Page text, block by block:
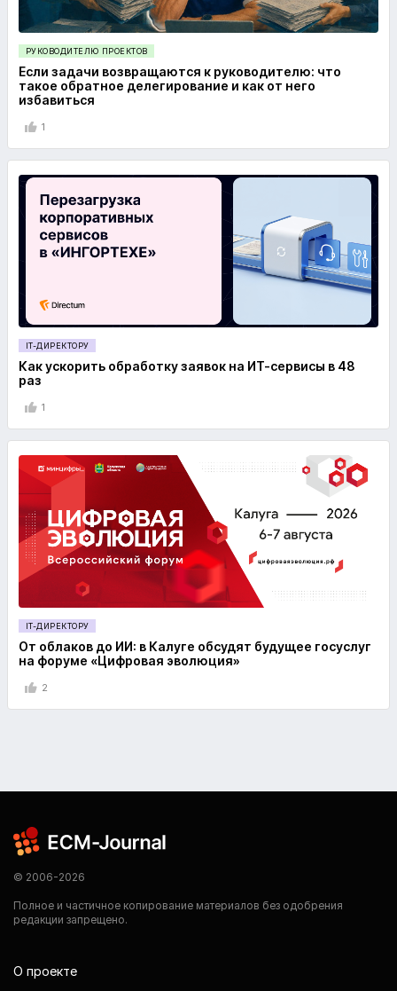
РУКОВОДИТЕЛЮ ПРОЕКТОВ
Если задачи возвращаются к руководителю: что
такое обратное делегирование и как от него
избавиться
1
IT-ДИРЕКТОРУ
Как ускорить обработку заявок на ИТ-сервисы в 48
раз
1
IT-ДИРЕКТОРУ
От облаков до ИИ: в Калуге обсудят будущее госуслуг
на форуме «Цифровая эволюция»
2
© 2006-2026
Полное и частичное копирование материалов без одобрения
редакции запрещено.
О проекте